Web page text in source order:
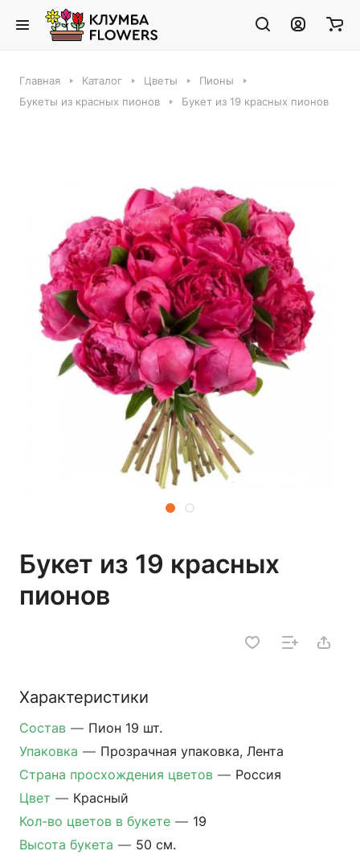
Главная Каталог Цветы
Пионы
Букеты из красных пионов
Букет из 19 красных пионов
Букет из 19 красных
пионов
Характеристики
Состав — Пион 19 шт.
Упаковка — Прозрачная упаковка, Лента
Страна просхождения цветов — Россия
Цвет — Красный
Кол-во цветов в букете — 19
Высота букета — 50 см.